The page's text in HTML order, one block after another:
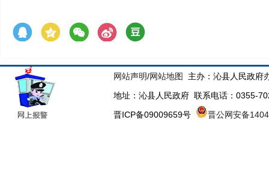
网站声明/网站地图
主办：沁县人民政府
地址：沁县人民政府 联系电话：0355-
晋ICP备09009659号
晋公网安备